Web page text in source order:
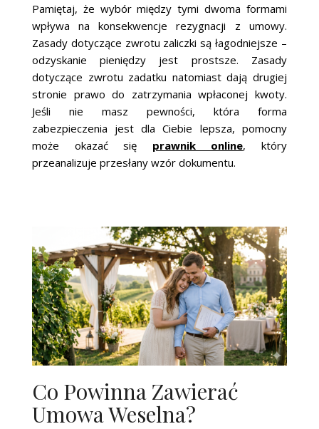
Pamiętaj, że wybór między tymi dwoma formami
wpływa na konsekwencje rezygnacji z umowy.
Zasady dotyczące zwrotu zaliczki są łagodniejsze –
odzyskanie pieniędzy jest prostsze. Zasady
dotyczące zwrotu zadatku natomiast dają drugiej
stronie prawo do zatrzymania wpłaconej kwoty.
Jeśli nie masz pewności, która forma
zabezpieczenia jest dla Ciebie lepsza, pomocny
może okazać się prawnik online, który
przeanalizuje przesłany wzór dokumentu.
Co Powinna Zawierać
Umowa Weselna?